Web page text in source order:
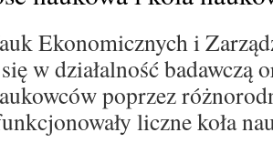
Ekonomicznych i
się w działalność badawczą
poprzez
liczne koła